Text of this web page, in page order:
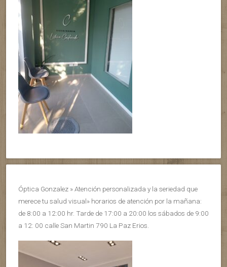
Óptica Gonzalez » Atención personalizada y la seriedad que
merece tu salud visual» horarios de atención por la mañana:
de 8:00 a 12:00 hr. Tarde de 17:00 a 20:00 los sábados de 9:00
a 12: 00 calle San Martin 790 La Paz Erios.